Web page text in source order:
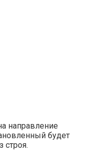
направление
будет
строя.